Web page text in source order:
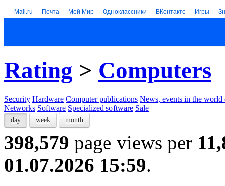
Mail.ru Почта Мой Мир Одноклассники ВКонтакте Игры
Rating > Computers
Security Hardware Computer publications News, events in the world
Networks Software Specialized software Sale
day week month
398,579 page views per
01.07.2026 15:59.